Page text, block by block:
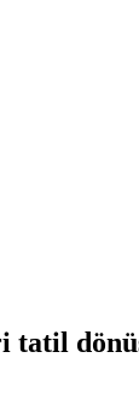
tatil